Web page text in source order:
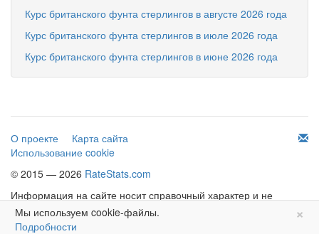
Курс британского фунта стерлингов в августе 2026 года
Курс британского фунта стерлингов в июле 2026 года
Курс британского фунта стерлингов в июне 2026 года
О проекте
Карта сайта
Использование cookie
© 2015 — 2026 RateStats.com
Информация на сайте носит справочный характер и не
является офертой.
×
Мы используем cookie-файлы.
Подробности